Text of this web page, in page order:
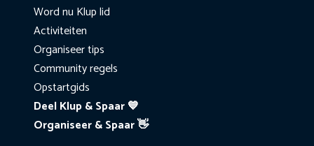
Word nu Klup lid
Activiteiten
Organiseer tips
Community regels
Opstartgids
Deel Klup & Spaar 💙
Organiseer & Spaar 👋